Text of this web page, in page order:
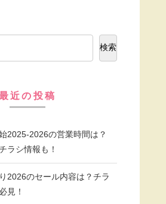
検索
近の投稿
2025-2026の営業時間は？
ラシ情報も！
2026のセール内容は？チラ
見！